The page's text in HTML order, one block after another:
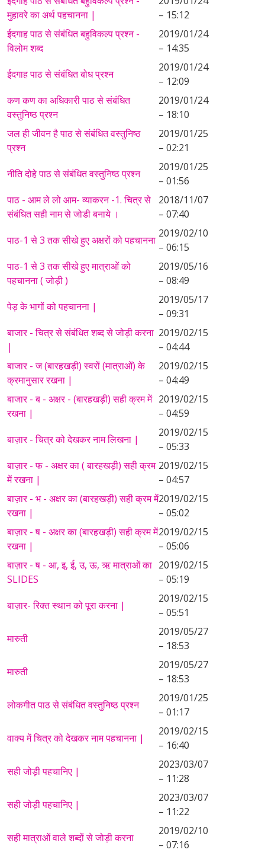
मुहावरे का अर्थ पहचानना |
– 15:12
ईदगाह पाठ से संबंधित बहुविकल्प प्रश्न -
विलोम शब्द
2019/01/24
– 14:35
ईदगाह पाठ से संबंधित बोध प्रश्न
2019/01/24
– 12:09
कण कण का अधिकारी पाठ से संबंधित
वस्तुनिष्ठ प्रश्न
2019/01/24
– 18:10
जल ही जीवन है पाठ से संबंधित वस्तुनिष्ठ
प्रश्न
2019/01/25
– 02:21
नीति दोहे पाठ से संबंधित वस्तुनिष्ठ प्रश्न
2019/01/25
– 01:56
पाठ - आम ले लो आम- व्याकरन -1. चित्र से
संबंधित सही नाम से जोडी बनाये ।
2018/11/07
– 07:40
पाठ-1 से 3 तक सीखे हुए अक्षरों को पहचानना
2019/02/10
– 06:15
पाठ-1 से 3 तक सीखे हुए मात्राओं को
पहचानना ( जोड़ी )
2019/05/16
– 08:49
पेड़ के भागों को पहचानना |
2019/05/17
– 09:31
बाजार - चित्र से संबंधित शब्द से जोड़ी करना
|
2019/02/15
– 04:44
बाजार - ज (बारहखड़ी) स्वरों (मात्राओं) के
क्रमानुसार रखना |
2019/02/15
– 04:49
बाजार - ब - अक्षर - (बारहखड़ी) सही क्रम में
रखना |
2019/02/15
– 04:59
बाज़ार - चित्र को देखकर नाम लिखना |
2019/02/15
– 05:33
बाज़ार - फ - अक्षर का ( बारहखड़ी) सही क्रम
में रखना |
2019/02/15
– 04:57
बाज़ार - भ - अक्षर का (बारहखड़ी) सही क्रम में
रखना |
2019/02/15
– 05:02
बाज़ार - ष - अक्षर का (बारहखड़ी) सही क्रम में
रखना |
2019/02/15
– 05:06
बाज़ार - ष - आ, इ, ई, उ, ऊ, ऋ मात्राओं का
SLIDES
2019/02/15
– 05:19
बाज़ार- रिक्त स्थान को पूरा करना |
2019/02/15
– 05:51
मारुती
2019/05/27
– 18:53
मारुती
2019/05/27
– 18:53
लोकगीत पाठ से संबंधित वस्तुनिष्ठ प्रश्न
2019/01/25
– 01:17
वाक्य में चित्र को देखकर नाम पहचानना |
2019/02/15
– 16:40
सही जोड़ी पहचानिए |
2023/03/07
– 11:28
सही जोड़ी पहचानिए |
2023/03/07
– 11:22
सही मात्राओं वाले शब्दों से जोड़ी करना
2019/02/10
– 07:16